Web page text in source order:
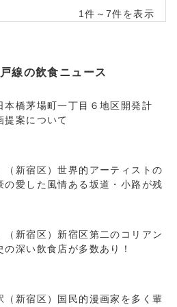
1件～7件を表示
線の飲食ニュース
本橋茅場町一丁目６地区開発計
提案について
（新宿区）世界的アーティストの
の愛した風情ある坂道・小路が残
（新宿区）新宿区第二のコリアン
の深い飲食店が多数あり！
（新宿区）国民的漫画家を多く輩